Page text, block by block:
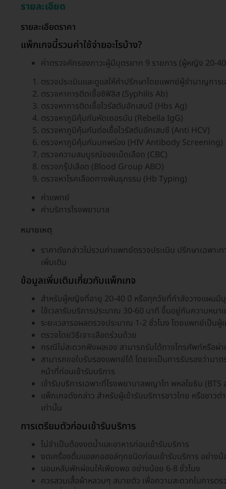
รายละเอียด
รายละเอียดราคา
แพ็กเกจนี้รวมค่าใช้จ่ายอะไรบ้าง?
ค่าตรวจคักรองภาวะผู้มีบุตรยาก 9 รายการ (ผู้หญิง 20-
ตรวจประเมินและดูแลให้คำปรึกษาโดยแพทย์ผู้ชำนาญกา
ตรวจหาการติดเชื้อซิฟิลิส (Syphilis Ab)
ตรวจหาการติดเชื้อไวรัสตับอักเสบบี (Hbs Ag)
ตรวจหาภูมิคุ้มกันหัดเยอรมัน (Rebella IgG)
ตรวจหาภูมิคุ้มกันต่อเชื้อไวรัสตับอักเสบซี (Anti HCV)
ตรวจหาภูมิคุ้มกันบกพร่อง (HIV Antibody Screening)
ตรวจความสมบูรณ์ของเม็ดเลือด (CBC)
ตรวจกรุ๊ปเลือด (Blood Group ABO)
ตรวจหาโรคเลือดทางพันธุกรรม (Hb Typing)
ค่าแพทย์
ค่าบริการโรงพยาบาล
หมายเหตุ
ราคาดังกล่าวไม่รวมค่าแพทย์ตรวจประเมิน ปรึกษาเฉพ
เพิ่มเติม
ข้อมูลเพิ่มเติมเกี่ยวกับแพ็กเกจ
สำหรับผู้หญิงที่อายุ 20-40 ปี หรือทุกวัยที่กำลังวางแผนมี
ใช้เวลารับบริการประมาณ 30-60 นาที ขึ้นอยู่กับความหน
ระยะเวลารอผลตรวจประมาณ 1-2 ชั่วโมง โดยแพทย์เป็นผู้
ตรวจโดยวิธีเจาะเลือดร่วมด้วย
กรณีไม่สะดวกฟังผลเอง สามารถรับได้ทางโทรศัพท์หรือ
สามารถขอใบรับรองแพทย์ได้ โดยจะเป็นการรับรองว่าม
หน้าที่ก่อนเข้ารับบริการ
เข้ารับบริการเฉพาะที่โรงพยาบาลพญาไท พหลโยธิน (BTS
แพ็กเกจดังกล่าว สำหรับผู้เข้ารับบริการชาวไทย หรือชาว
เท่านั้น
การเตรียมตัวก่อนเข้ารับบริการ
ไม่จำเป็นต้องงดน้ำและอาหารก่อนเข้ารับบริการ
งดเครื่องดื่มแอลกอฮอล์ทุกชนิดก่อนเข้ารับบริการ อย่างน้
นอนหลับพักผ่อนให้เพียงพอ อย่างน้อย 6-8 ชั่วโมง
ควรสวมเสื้อผ้าหลวมๆ สบายตัว เพื่อความสะดวกในการต